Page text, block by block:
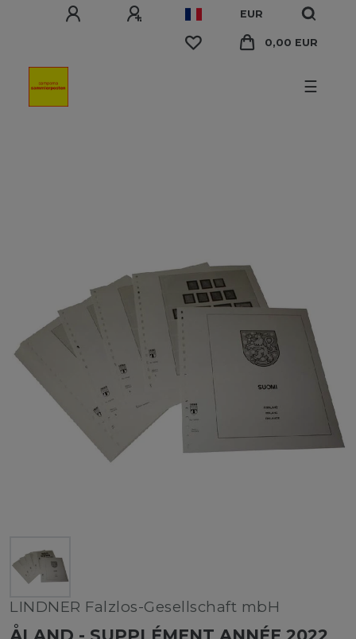
EUR
0,00 EUR
☰
LINDNER Falzlos-Gesellschaft mbH